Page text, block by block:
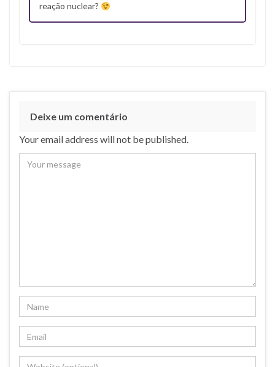
reação nuclear?
Deixe um comentário
Your email address will not be published.